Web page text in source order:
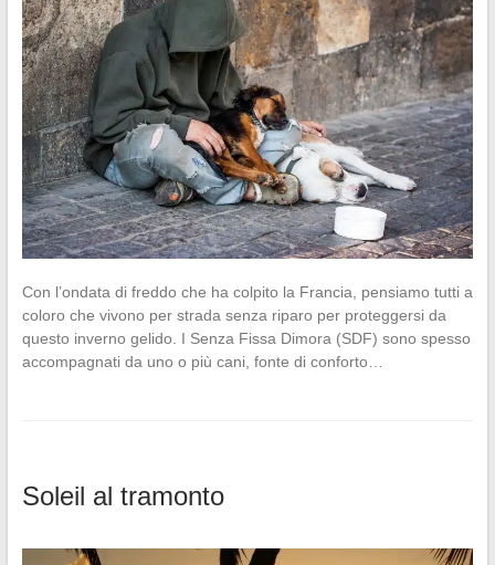
Con l’ondata di freddo che ha colpito la Francia, pensiamo tutti a
coloro che vivono per strada senza riparo per proteggersi da
questo inverno gelido. I Senza Fissa Dimora (SDF) sono spesso
accompagnati da uno o più cani, fonte di conforto…
Soleil al tramonto